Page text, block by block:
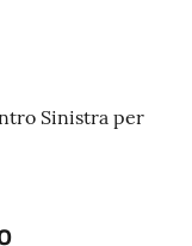
Sinistra per